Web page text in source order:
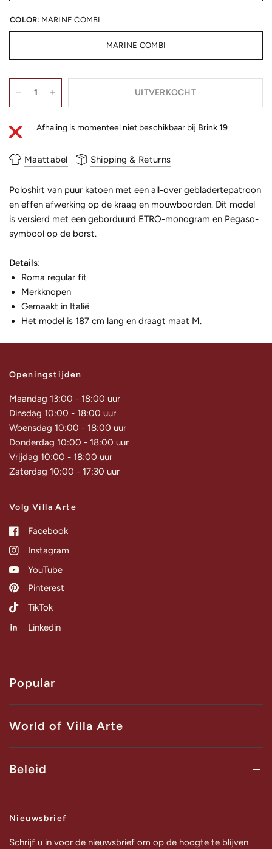
COLOR: MARINE COMBI
MARINE COMBI
UITVERKOCHT
Afhaling is momenteel niet beschikbaar bij Brink 19
Maattabel Shipping & Returns
Poloshirt van puur katoen met een all-over gebladertepatroon
en effen afwerking op de kraag en mouwboorden. Dit model
is versierd met een geborduurd ETRO-monogram en Pegaso-
symbool op de borst.
Details:
Roma regular fit
Merkknopen
Gemaakt in Italië
Het model is 187 cm lang en draagt maat M.
Openingstijden
Maandag 13:00 - 18:00 uur
Dinsdag 10:00 - 18:00 uur
Woensdag 10:00 - 18:00 uur
Donderdag 10:00 - 18:00 uur
Vrijdag 10:00 - 18:00 uur
Zaterdag 10:00 - 17:30 uur
Volg Villa Arte
Facebook
Instagram
YouTube
Pinterest
TikTok
Linkedin
Popular
World of Villa Arte
Beleid
Nieuwsbrief
Schrijf u in voor de nieuwsbrief om op de hoogte te blijven